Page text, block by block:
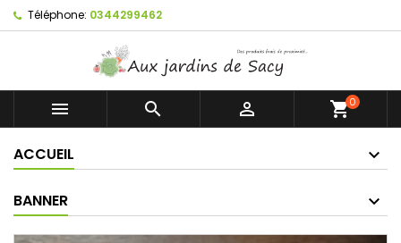
Téléphone: 0344299462
   shopping_cart0
ACCUEIL
BANNER